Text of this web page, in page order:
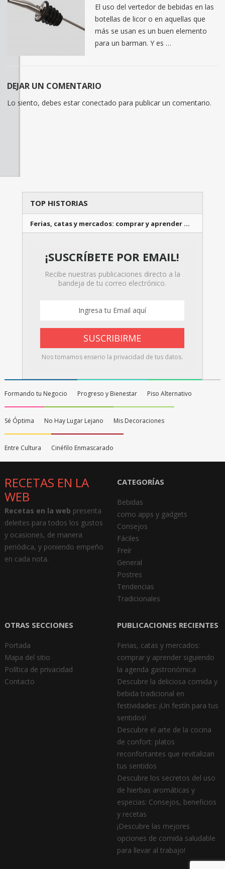
El uso del vertedor de bebidas en las
botellas de licor o en aquellas que
más se usan es un buen elemento
para un barman. Y es …
DEJAR UN COMENTARIO
Lo siento, debes estar conectado para publicar un comentario.
TOP HISTORIAS
Ferias, catas y mercados: comprar y aprender …
¡SUSCRÍBETE POR EMAIL!
Recibe nuestras publicaciones directo a la
bandeja de tu correo electrónico.
Nos tomamos enserio la privacidad de tus datos.
Formando tu Negocio Progreso y Bienestar Piso Alternativo
Sé Óptima No Hay Lugar Lejano Mis Decoraciones
Entre Cultura Cinéfilo Enmascarado
RECETAS EN LA
WEB
Recetas en la web presenta
deleites para todos los gustos
y ocasiones, de manera
periódica, y poniendo empeño
en cada nota.
CATEGORÍAS
Bebidas
como apps y gadgets
Consejos
Fáciles
Freír
General
Postres
Tendencias
Tradicionales
OTRAS SECCIONES
Portada
Mapa del sitio
Política de privacidad
Contacto
PUBLICACIONES RECIENTES
Ferias, catas y mercados:
comprar y aprender siguiendo
la agenda gastronómica
Descubre la deliciosa comida y
bebida tradicional en
festividades: ¡Un festín para tus
sentidos!
Descubre el arte de la cocina
de confort: platos
reconfortantes que revitalizan
tus sentidos
Descubre los secretos del uso
de hierbas aromáticas y
especias: Consejos, beneficios
y recetas
¡Descubre las mejores
opciones de comida saludable
para llevar al trabajo!